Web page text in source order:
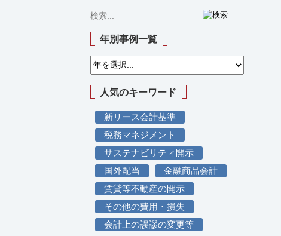
年別事例一覧
人気のキーワード
新リース会計基準
税務マネジメント
サステナビリティ開示
国外配当
金融商品会計
賃貸等不動産の開示
その他の費用・損失
会計上の誤謬の変更等